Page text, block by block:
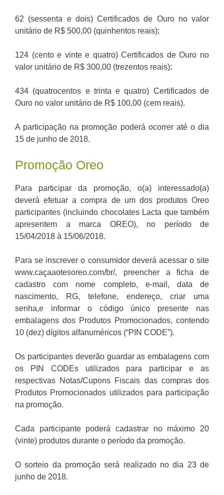
62 (sessenta e dois) Certificados de Ouro no valor
unitário de R$ 500,00 (quinhentos reais);
124 (cento e vinte e quatro) Certificados de Ouro no
valor unitário de R$ 300,00 (trezentos reais);
434 (quatrocentos e trinta e quatro) Certificados de
Ouro no valor unitário de R$ 100,00 (cem reais).
A participação na promoção poderá ocorrer até o dia
15 de junho de 2018.
Promoção Oreo
Para participar da promoção, o(a) interessado(a)
deverá efetuar a compra de um dos produtos Oreo
participantes (incluindo chocolates Lacta que também
apresentem a marca OREO), no período de
15/04/2018 à 15/06/2018.
Para se inscrever o consumidor deverá acessar o site
www.caçaaotesoreo.com/br/, preencher a ficha de
cadastro com nome completo, e-mail, data de
nascimento, RG, telefone, endereço, criar uma
senha,e informar o código único presente nas
embalagens dos Produtos Promocionados, contendo
10 (dez) dígitos alfanuméricos (“PIN CODE”).
Os participantes deverão guardar as embalagens com
os PIN CODEs utilizados para participar e as
respectivas Notas/Cupons Fiscais das compras dos
Produtos Promocionados utilizados para participação
na promoção.
Cada participante poderá cadastrar no máximo 20
(vinte) produtos durante o período da promoção.
O sorteio da promoção será realizado no dia 23 de
junho de 2018.